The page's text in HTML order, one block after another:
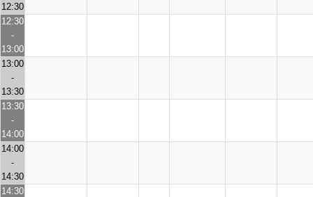
12:30
12:30
-
13:00
13:00
-
13:30
13:30
-
14:00
14:00
-
14:30
14:30